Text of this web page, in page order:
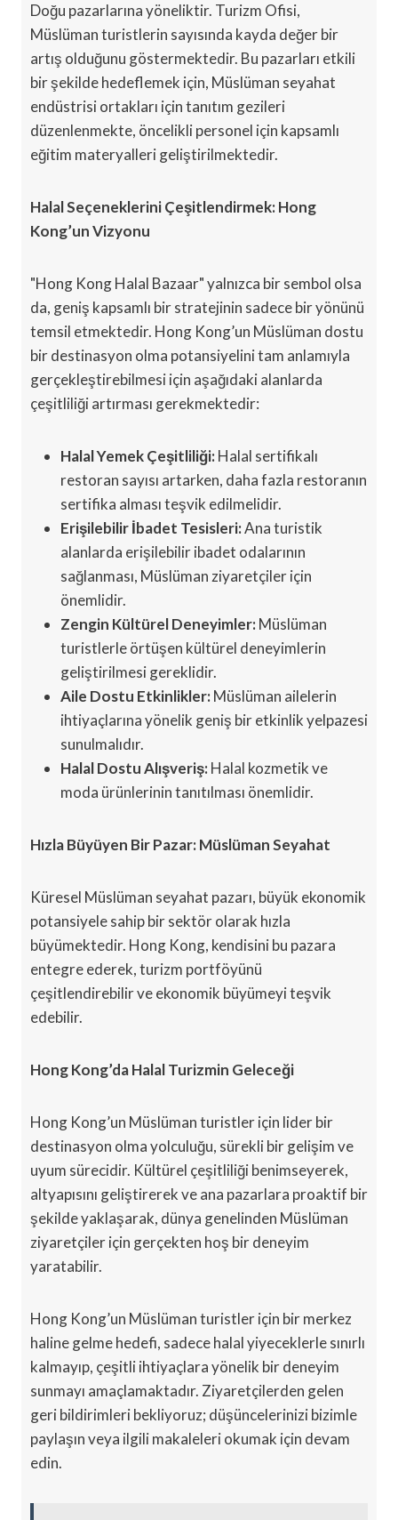
Doğu pazarlarına yöneliktir. Turizm Ofisi,
Müslüman turistlerin sayısında kayda değer bir
artış olduğunu göstermektedir. Bu pazarları etkili
bir şekilde hedeflemek için, Müslüman seyahat
endüstrisi ortakları için tanıtım gezileri
düzenlenmekte, öncelikli personel için kapsamlı
eğitim materyalleri geliştirilmektedir.
Halal Seçeneklerini Çeşitlendirmek: Hong
Kong’un Vizyonu
"Hong Kong Halal Bazaar" yalnızca bir sembol olsa
da, geniş kapsamlı bir stratejinin sadece bir yönünü
temsil etmektedir. Hong Kong’un Müslüman dostu
bir destinasyon olma potansiyelini tam anlamıyla
gerçekleştirebilmesi için aşağıdaki alanlarda
çeşitliliği artırması gerekmektedir:
Halal Yemek Çeşitliliği:Halal sertifikalı
restoran sayısı artarken, daha fazla restoranın
sertifika alması teşvik edilmelidir.
Erişilebilir İbadet Tesisleri:Ana turistik
alanlarda erişilebilir ibadet odalarının
sağlanması, Müslüman ziyaretçiler için
önemlidir.
Zengin Kültürel Deneyimler:Müslüman
turistlerle örtüşen kültürel deneyimlerin
geliştirilmesi gereklidir.
Aile Dostu Etkinlikler:Müslüman ailelerin
ihtiyaçlarına yönelik geniş bir etkinlik yelpazesi
sunulmalıdır.
Halal Dostu Alışveriş:Halal kozmetik ve
moda ürünlerinin tanıtılması önemlidir.
Hızla Büyüyen Bir Pazar: Müslüman Seyahat
Küresel Müslüman seyahat pazarı, büyük ekonomik
potansiyele sahip bir sektör olarak hızla
büyümektedir. Hong Kong, kendisini bu pazara
entegre ederek, turizm portföyünü
çeşitlendirebilir ve ekonomik büyümeyi teşvik
edebilir.
Hong Kong’da Halal Turizmin Geleceği
Hong Kong’un Müslüman turistler için lider bir
destinasyon olma yolculuğu, sürekli bir gelişim ve
uyum sürecidir. Kültürel çeşitliliği benimseyerek,
altyapısını geliştirerek ve ana pazarlara proaktif bir
şekilde yaklaşarak, dünya genelinden Müslüman
ziyaretçiler için gerçekten hoş bir deneyim
yaratabilir.
Hong Kong’un Müslüman turistler için bir merkez
haline gelme hedefi, sadece halal yiyeceklerle sınırlı
kalmayıp, çeşitli ihtiyaçlara yönelik bir deneyim
sunmayı amaçlamaktadır. Ziyaretçilerden gelen
geri bildirimleri bekliyoruz; düşüncelerinizi bizimle
paylaşın veya ilgili makaleleri okumak için devam
edin.